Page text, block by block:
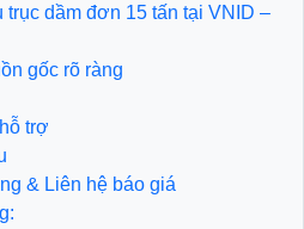
dầm đơn 15 tấn tại VNID –
gốc rõ ràng
trợ
& Liên hệ báo giá